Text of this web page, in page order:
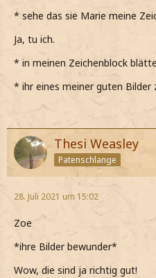
* sehe das sie Marie meine
Ja, tu ich.
* in meinen Zeichenblock
* ihr eines meiner guten Bilder
Thesi Weasley
Patenschlange
28. Juli 2021 um 15:02
Zoe
*ihre Bilder bewunder*
Wow, die sind ja richtig gut!